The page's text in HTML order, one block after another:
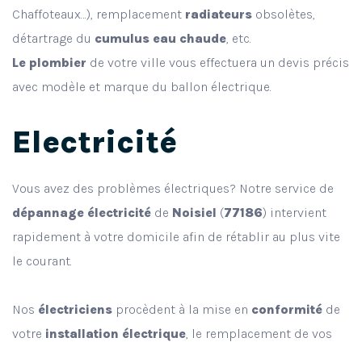
Chaffoteaux…), remplacement radiateurs obsolètes,
détartrage du cumulus eau chaude, etc.
Le plombier de votre ville vous effectuera un devis précis
avec modèle et marque du ballon électrique.
Electricité
Vous avez des problèmes électriques? Notre service de
dépannage électricité de Noisiel (77186) intervient
rapidement à votre domicile afin de rétablir au plus vite
le courant.
Nos électriciens procèdent à la mise en conformité de
votre installation électrique, le remplacement de vos